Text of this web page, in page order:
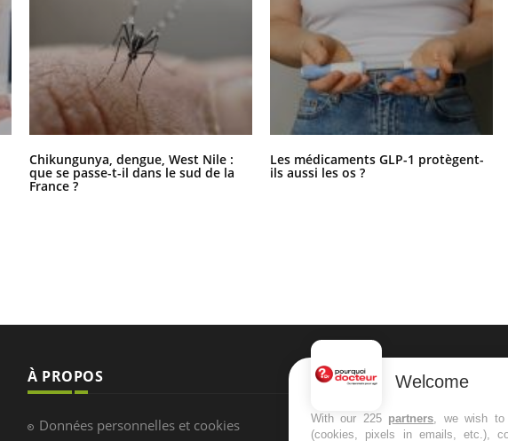
Chikungunya, dengue, West Nile :
que se passe-t-il dans le sud de la
France ?
Les médicaments GLP-1 protègent-
ils aussi les os ?
À PROPOS
Données personnelles et cookies
NEWSLETTER
Recevez toutes les semaines
infos santé
Welcome
With our 225 partners, we wish to
(cookies, pixels in emails, etc.),